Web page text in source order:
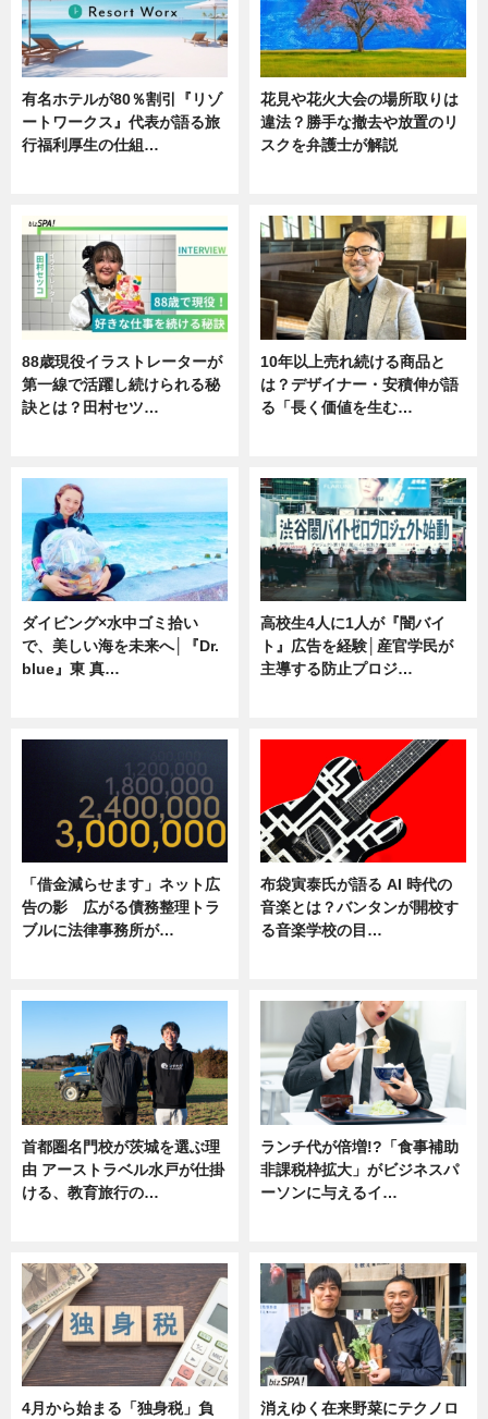
有名ホテルが80％割引『リゾ
ートワークス』代表が語る旅
行福利厚生の仕組…
花見や花火大会の場所取りは
違法？勝手な撤去や放置のリ
スクを弁護士が解説
88歳現役イラストレーターが
第一線で活躍し続けられる秘
訣とは？田村セツ…
10年以上売れ続ける商品と
は？デザイナー・安積伸が語
る「長く価値を生む…
ダイビング×水中ゴミ拾い
で、美しい海を未来へ│『Dr.
blue』東 真…
高校生4人に1人が『闇バイ
ト』広告を経験│産官学民が
主導する防止プロジ…
「借金減らせます」ネット広
告の影 広がる債務整理トラ
ブルに法律事務所が…
布袋寅泰氏が語る AI 時代の
音楽とは？バンタンが開校す
る音楽学校の目…
首都圏名門校が茨城を選ぶ理
由 アーストラベル水戸が仕掛
ける、教育旅行の…
ランチ代が倍増!?「食事補助
非課税枠拡大」がビジネスパ
ーソンに与えるイ…
4月から始まる「独身税」負
消えゆく在来野菜にテクノロ